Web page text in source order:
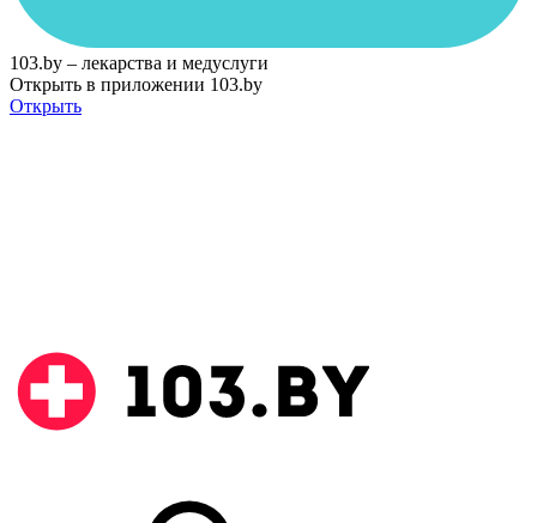
103.by – лекарства и медуслуги
Открыть в приложении 103.by
Открыть